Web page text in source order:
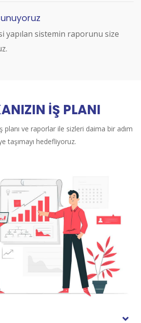
yapılan sistemin raporunu size
İŞ PLANI
iş planı ve raporlar ile sizleri daima bir adım
taşımayı hedefliyoruz.